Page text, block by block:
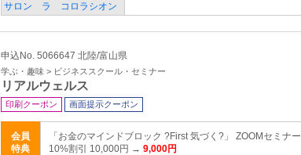
サロン ラ コロラシオン
申込No. 5066647 北陸/富山県
学ぶ・趣味 > ビジネススクール・セミナー
リアルウェルス
印刷クーポン 画面提示クーポン
会員
特典
「お金のマインドブロック ?First 気づく?」 ZOOMセミナー
10%割引 10,000円 → 9,000円